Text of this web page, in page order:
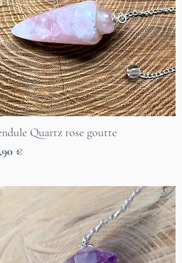
Aperçu rapide
Quartz rose goutte
€